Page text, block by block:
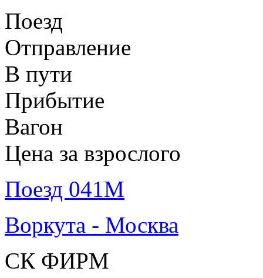
Поезд
Отправление
В пути
Прибытие
Вагон
Цена за взрослого
Поезд 041М
Воркута - Москва
СК ФИРМ